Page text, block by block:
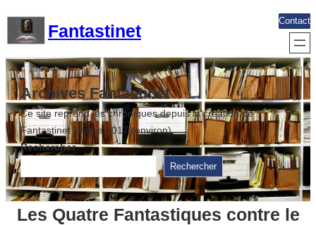
contenu
Fantastinet
Contact
Archives Fantastinet
Ce site reprend les chroniques depuis la création de
Fantastinet jusque 2017 (environ)
Rechercher
Rechercher
Les Quatre Fantastiques contre le